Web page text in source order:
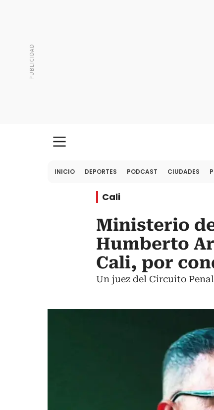
INICIO DEPORTES PODCAST CIUDADES
Cali
Ministerio
Humberto
Cali, por
Un juez del Circuito